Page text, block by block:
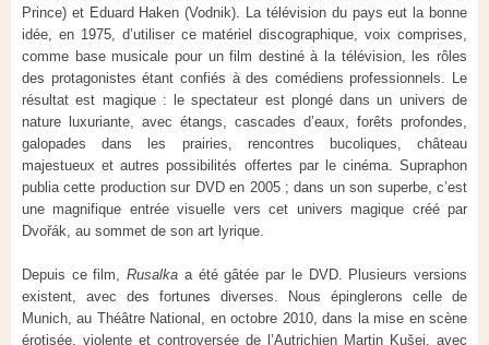
Prince) et Eduard Haken (Vodnik). La télévision du pays eut la bonne
idée, en 1975, d’utiliser ce matériel discographique, voix comprises,
comme base musicale pour un film destiné à la télévision, les rôles
des protagonistes étant confiés à des comédiens professionnels. Le
résultat est magique : le spectateur est plongé dans un univers de
nature luxuriante, avec étangs, cascades d’eaux, forêts profondes,
galopades dans les prairies, rencontres bucoliques, château
majestueux et autres possibilités offertes par le cinéma. Supraphon
publia cette production sur DVD en 2005 ; dans un son superbe, c’est
une magnifique entrée visuelle vers cet univers magique créé par
Dvořák, au sommet de son art lyrique.
Depuis ce film,Rusalka a été gâtée par le DVD. Plusieurs versions
existent, avec des fortunes diverses. Nous épinglerons celle de
Munich, au Théâtre National, en octobre 2010, dans la mise en scène
érotisée, violente et controversée de l’Autrichien Martin Kušej, avec